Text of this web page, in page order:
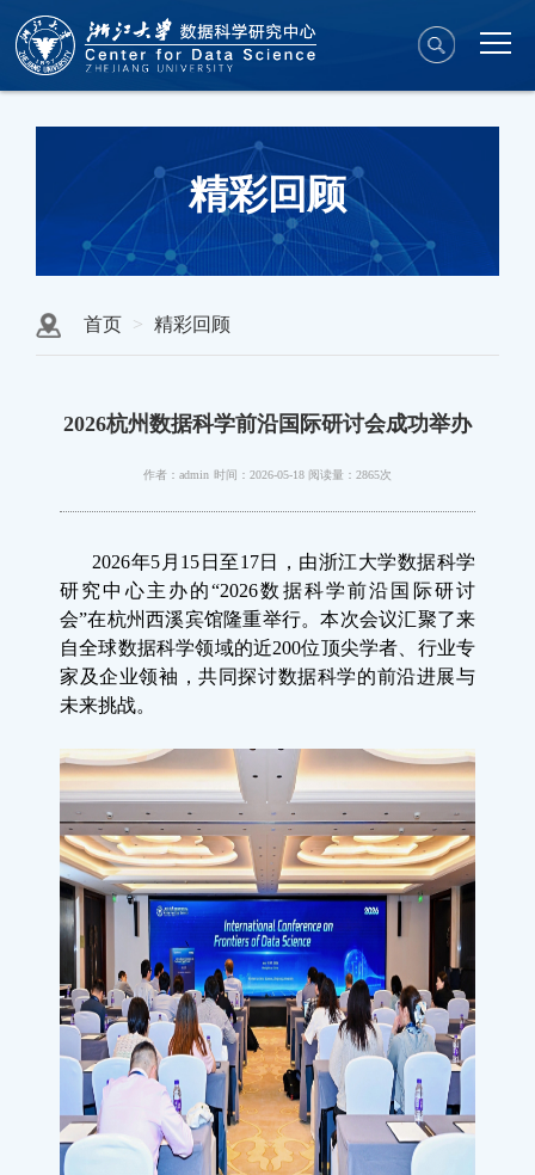
精彩回顾
首页 精彩回顾
2026杭州数据科学前沿国际研讨会成功举办
作者：admin 时间：2026-05-18 阅读量：2865次
2026年5月15日至17日，由浙江大学数据科学
研究中心主办的“2026数据科学前沿国际研讨
会”在杭州西溪宾馆隆重举行。本次会议汇聚了来
自全球数据科学领域的近200位顶尖学者、行业专
家及企业领袖，共同探讨数据科学的前沿进展与
未来挑战。